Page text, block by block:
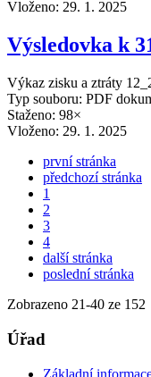
Vloženo: 29. 1. 2025
Výsledovka k
Výkaz zisku a ztráty
Typ souboru: PDF
Staženo: 98×
Vloženo: 29. 1. 2025
první stránka
předchozí stránka
1
2
3
4
další stránka
poslední stránka
Zobrazeno 21-40 ze 152
Úřad
Základní